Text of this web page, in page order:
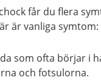
får du flera
är vanliga symtom:
som ofta börjar i
och fotsulorna.